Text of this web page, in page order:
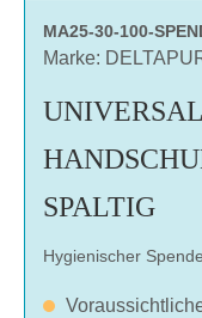
MA25-30-100-
Marke:
SPALTIG
Hygienischer